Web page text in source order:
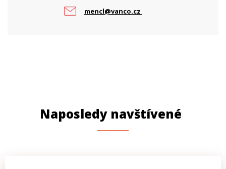
mencl@vanco.cz
Naposledy navštívené